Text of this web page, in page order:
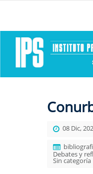
08 Dic,
Debates y
Sin categoría